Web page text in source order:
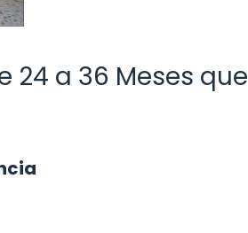
24 a 36 Meses que